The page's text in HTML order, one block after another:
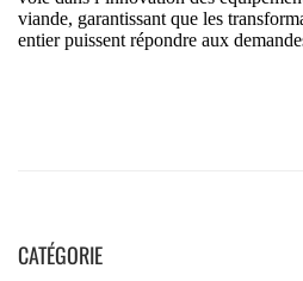
CATÉGORIE